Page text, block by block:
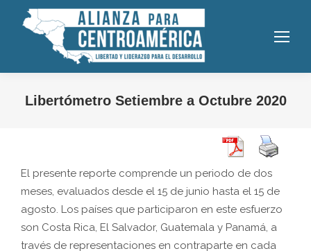
Libertómetro Setiembre a Octubre 2020
El presente reporte comprende un periodo de dos
meses, evaluados desde el 15 de junio hasta el 15 de
agosto. Los países que participaron en este esfuerzo
son Costa Rica, El Salvador, Guatemala y Panamá, a
través de representaciones en contraparte en cada